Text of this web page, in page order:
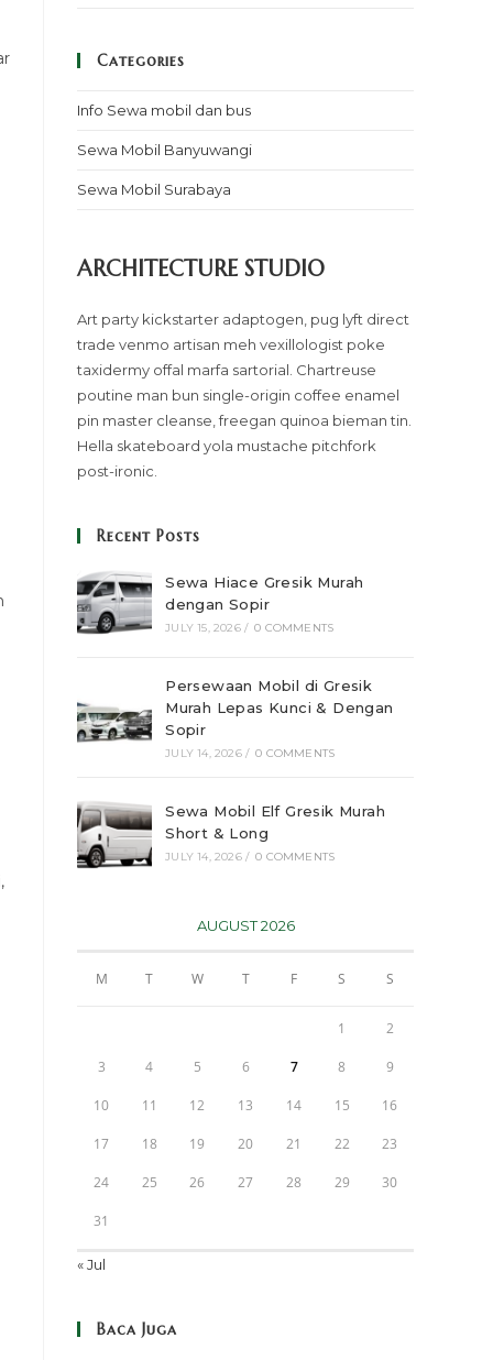
Categories
Info Sewa mobil dan bus
Sewa Mobil Banyuwangi
Sewa Mobil Surabaya
ARCHITECTURE STUDIO
Art party kickstarter adaptogen, pug lyft direct
trade venmo artisan meh vexillologist poke
taxidermy offal marfa sartorial. Chartreuse
poutine man bun single-origin coffee enamel
pin master cleanse, freegan quinoa bieman tin.
Hella skateboard yola mustache pitchfork
post-ironic.
Recent Posts
Sewa Hiace Gresik Murah
dengan Sopir
JULY 15, 2026 / 0 COMMENTS
Persewaan Mobil di Gresik
Murah Lepas Kunci & Dengan
Sopir
JULY 14, 2026 / 0 COMMENTS
Sewa Mobil Elf Gresik Murah
Short & Long
JULY 14, 2026 / 0 COMMENTS
AUGUST 2026
M T W T F S S
1 2
3 4 5 6 7 8 9
10 11 12 13 14 15 16
17 18 19 20 21 22 23
24 25 26 27 28 29 30
31
« Jul
Baca Juga